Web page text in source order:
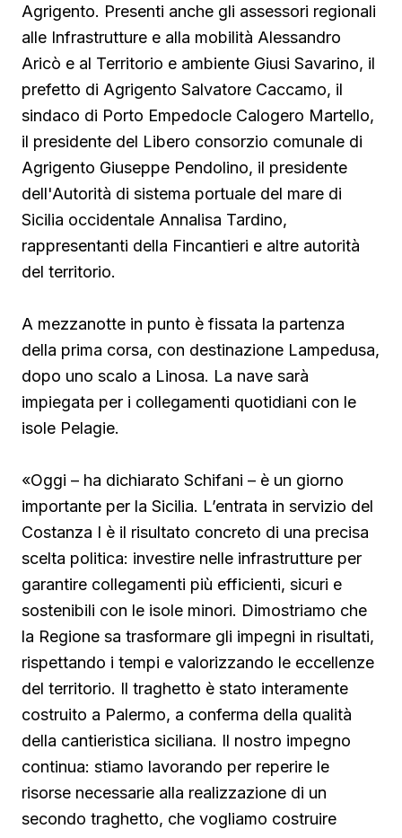
Agrigento. Presenti anche gli assessori regionali
alle Infrastrutture e alla mobilità Alessandro
Aricò e al Territorio e ambiente Giusi Savarino, il
prefetto di Agrigento Salvatore Caccamo, il
sindaco di Porto Empedocle Calogero Martello,
il presidente del Libero consorzio comunale di
Agrigento Giuseppe Pendolino, il presidente
dell'Autorità di sistema portuale del mare di
Sicilia occidentale Annalisa Tardino,
rappresentanti della Fincantieri e altre autorità
del territorio.
A mezzanotte in punto è fissata la partenza
della prima corsa, con destinazione Lampedusa,
dopo uno scalo a Linosa. La nave sarà
impiegata per i collegamenti quotidiani con le
isole Pelagie.
«Oggi – ha dichiarato Schifani – è un giorno
importante per la Sicilia. L’entrata in servizio del
Costanza I è il risultato concreto di una precisa
scelta politica: investire nelle infrastrutture per
garantire collegamenti più efficienti, sicuri e
sostenibili con le isole minori. Dimostriamo che
la Regione sa trasformare gli impegni in risultati,
rispettando i tempi e valorizzando le eccellenze
del territorio. Il traghetto è stato interamente
costruito a Palermo, a conferma della qualità
della cantieristica siciliana. Il nostro impegno
continua: stiamo lavorando per reperire le
risorse necessarie alla realizzazione di un
secondo traghetto, che vogliamo costruire